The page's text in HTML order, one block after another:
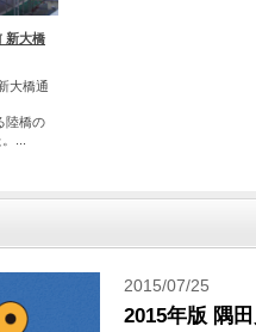
新大橋
大橋通
陸橋の
...
2015/07/25
2015年版 隅